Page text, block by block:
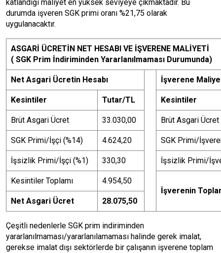
katlandığı maliyet en yüksek seviyeye çıkmaktadır. Bu
durumda işveren SGK primi oranı %21,75 olarak
uygulanacaktır.
ASGARİ ÜCRETİN NET HESABI VE İŞVERENE MALİYETİ
( SGK Prim İndiriminden Yararlanılmaması Durumunda)
Net Asgari Ücretin Hesabı İşverene
Kesintiler Tutar/TL Kesintiler
Brüt Asgari Ücret 33.030,00 Brüt Asgari Ücret
SGK Primi/İşçi (%14) 4.624,20 SGK Primi/
İşsizlik Primi/İşçi (%1) 330,30 İşsizlik Primi/
Kesintiler Toplamı
4.954,50
İşverenin
Net Asgari Ücret
28.075,50
Çeşitli nedenlerle SGK prim indiriminden
yararlanılmaması/yararlanılamaması halinde gerek imalat,
gerekse imalat dışı sektörlerde bir çalışanın işverene toplam